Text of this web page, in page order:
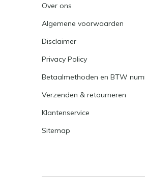
Over ons
Algemene voorwaarden
Disclaimer
Privacy Policy
Betaalmethoden en BTW
Verzenden & retourneren
Klantenservice
Sitemap